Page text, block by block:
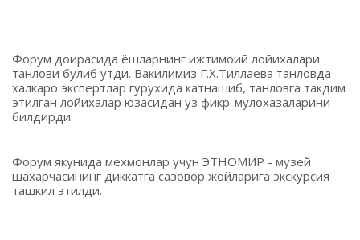
Форум доирасида ёшларнинг ижтимоий лойихалари
танлови булиб утди. Вакилимиз Г.Х.Тиллаева танловда
халкаро экспертлар гурухида катнашиб, танловга такдим
этилган лойихалар юзасидан уз фикр-мулохазаларини
билдирди.
Форум якунида мехмонлар учун ЭТНОМИР - музей
шахарчасининг диккатга сазовор жойларига экскурсия
ташкил этилди.